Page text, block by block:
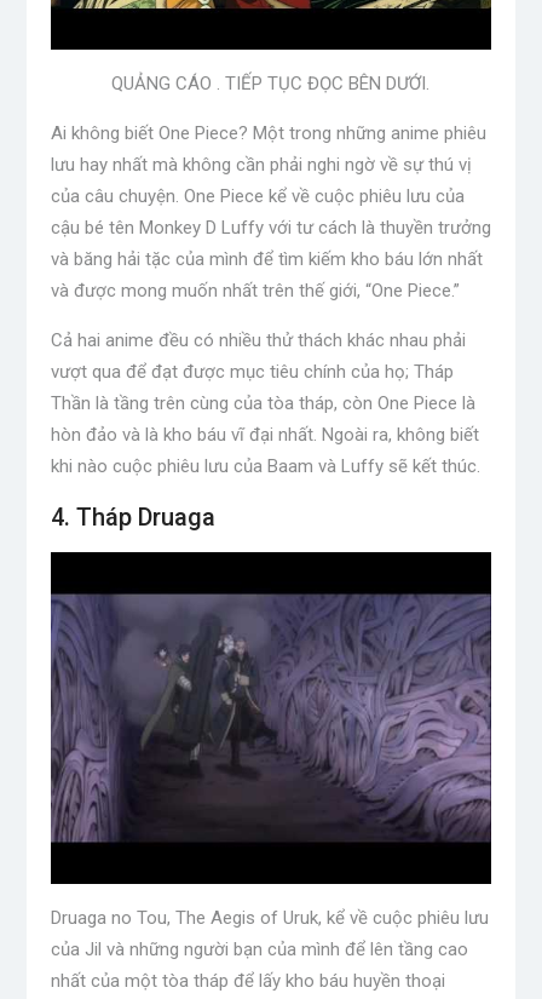
QUẢNG CÁO . TIẾP TỤC ĐỌC BÊN DƯỚI.
Ai không biết One Piece? Một trong những anime phiêu
lưu hay nhất mà không cần phải nghi ngờ về sự thú vị
của câu chuyện. One Piece kể về cuộc phiêu lưu của
cậu bé tên Monkey D Luffy với tư cách là thuyền trưởng
và băng hải tặc của mình để tìm kiếm kho báu lớn nhất
và được mong muốn nhất trên thế giới, “One Piece.”
Cả hai anime đều có nhiều thử thách khác nhau phải
vượt qua để đạt được mục tiêu chính của họ; Tháp
Thần là tầng trên cùng của tòa tháp, còn One Piece là
hòn đảo và là kho báu vĩ đại nhất. Ngoài ra, không biết
khi nào cuộc phiêu lưu của Baam và Luffy sẽ kết thúc.
4. Tháp Druaga
Druaga no Tou, The Aegis of Uruk, kể về cuộc phiêu lưu
của Jil và những người bạn của mình để lên tầng cao
nhất của một tòa tháp để lấy kho báu huyền thoại